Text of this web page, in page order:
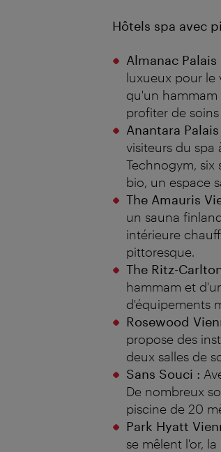
Hôtels spa avec
Almanac Palais
luxueux pour le
qu'un hammam
profiter de
Anantara
visiteurs du spa
Technogym, six
bio, un espace
The Amauris
un sauna
intérieure
pittoresque.
The Ritz-
hammam et
d'équipements
Rosewood
propose des
deux salles de
Sans Souci :
De nombreux
piscine de 20
Park Hyatt
se mêlent l'or,